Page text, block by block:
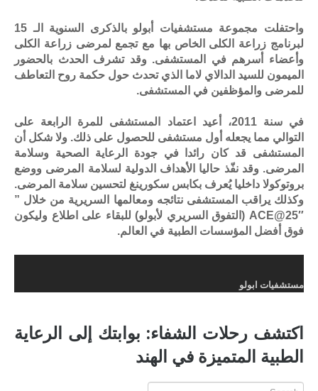
واحتفلت مجموعة مستشفيات أبولو بالذكرى السنوية الـ 15
لبرنامج زراعة الكلى الخاص بها مع تجمع لمرضى زراعة الكلى
وأعضاء أسرهم في المستشفى. وقد تشرف الحدث بالحضور
الميمون للسيد الدالاي لاما الذي تحدث حول حكمة روح التعاطف
للمرضى والمؤظفين في المستشفى.
في سنة 2011، أعيد اعتماد المستشفى للمرة الرابعة على
التوالي مما يجعله أول مستشفى للحصول على ذلك. ولا شكل أن
المستشفى قد كان رائدا في جودة الرعاية الصحية وسلامة
المرضى. وقد نفّذ حاليا الأهداف الدولية لسلامة المرضى ووضع
بروتوكولا داخليا يُعرف بكابس سكورينغ لتحسين سلامة المرضى.
وكذلك يراقب المستشفى نتائجه ومعالمها السريرية من خلال ”
ACE@25″ (التفوق السريري لأبولو) للبقاء على اطلاع وليكون
فوق أفضل المؤسسات الطبية في العالم.
مستشفيات ابولو
اكتشف رحلات الشفاء: بوابتك إلى الرعاية
الطبية المتميزة في الهند